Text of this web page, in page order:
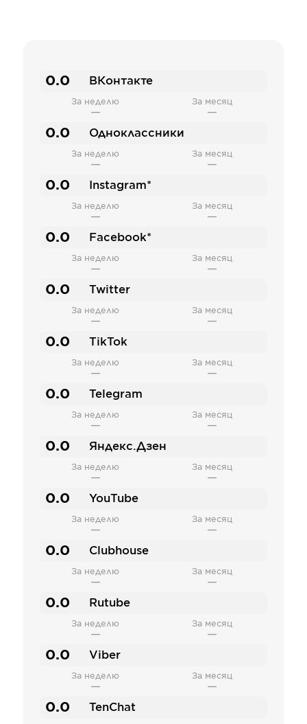
0.0 ВКонтакте
За неделю
—
За месяц
—
0.0 Одноклассники
За неделю
—
За месяц
—
0.0 Instagram*
За неделю
—
За месяц
—
0.0 Facebook*
За неделю
—
За месяц
—
0.0 Twitter
За неделю
—
За месяц
—
0.0 TikTok
За неделю
—
За месяц
—
0.0 Telegram
За неделю
—
За месяц
—
0.0 Яндекс.Дзен
За неделю
—
За месяц
—
0.0 YouTube
За неделю
—
За месяц
—
0.0 Clubhouse
За неделю
—
За месяц
—
0.0 Rutube
За неделю
—
За месяц
—
0.0 Viber
За неделю
—
За месяц
—
0.0 TenChat